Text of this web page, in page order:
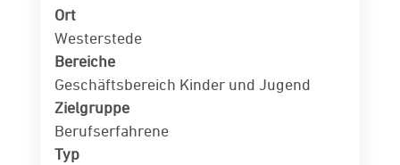
Ort
Westerstede
Bereiche
Geschäftsbereich Kinder und Jugend
Zielgruppe
Berufserfahrene
Typ